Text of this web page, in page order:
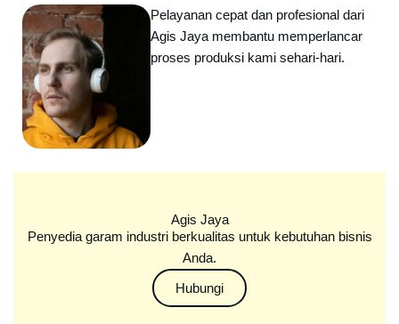
Pelayanan cepat dan profesional dari
Agis Jaya membantu memperlancar
proses produksi kami sehari-hari.
Agis Jaya
Penyedia garam industri berkualitas untuk kebutuhan bisnis
Anda.
Hubungi